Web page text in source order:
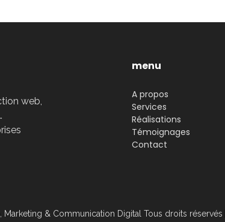
web,
menu
A propos
Services
Réalisations
Témoignages
Contact
& Communication Digital Tous droits réservés |